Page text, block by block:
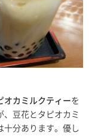
オカミルクティーを
、豆花とタピオカミ
十分あります。優し